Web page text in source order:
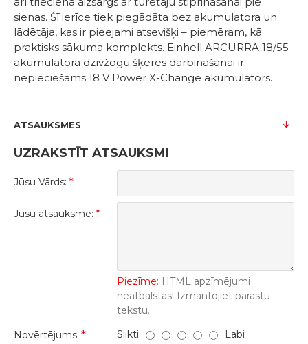
sienas. Šī ierīce tiek piegādāta bez akumulatora un
lādētāja, kas ir pieejami atsevišķi – piemēram, kā
praktisks sākuma komplekts. Einhell ARCURRA 18/55
akumulatora dzīvžogu šķēres darbināšanai ir
nepieciešams 18 V Power X-Change akumulators.
ATSAUKSMES
UZRAKSTĪT ATSAUKSMI
Jūsu Vārds:
Jūsu atsauksme:
Piezīme: HTML apzīmējumi
neatbalstās! Izmantojiet parastu
tekstu.
Novērtējums:
Slikti Labi